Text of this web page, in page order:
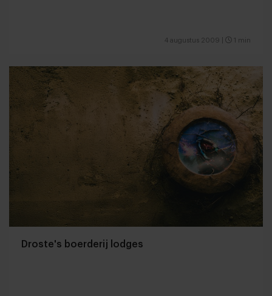
4 augustus 2009 1 min
Droste's boerderij lodges